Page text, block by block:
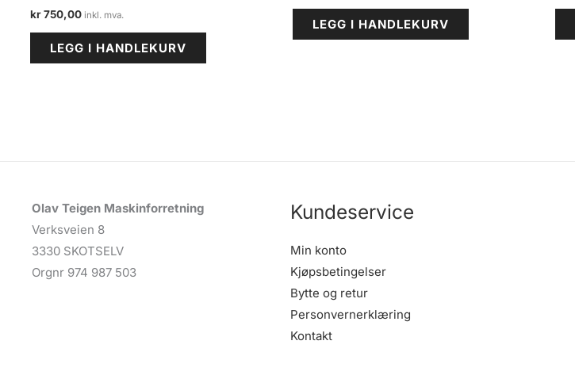
kr750,00
LEGG I HANDLEKURV
LEGG I HANDLEKURV
Olav Teigen Maskinforretning
Verksveien 8
3330 SKOTSELV
Orgnr 974 987 503
Kundeservice
Min konto
Kjøpsbetingelser
Bytte og retur
Personvernerklæring
Kontakt